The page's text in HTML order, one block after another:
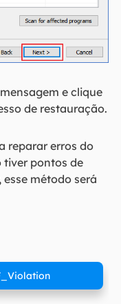
e clique
de restauração.
reparar erros do
tiver pontos de
método será